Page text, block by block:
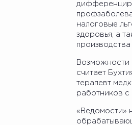
налоговые
здоровья, а
Возможности
считает
терапевт
работников с
«Ведомости»